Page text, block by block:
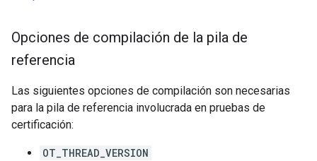
Opciones de compilación de la pila de
referencia
Las siguientes opciones de compilación son necesarias
para la pila de referencia involucrada en pruebas de
certificación:
OT_THREAD_VERSION